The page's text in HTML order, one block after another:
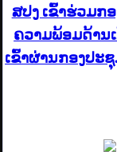
ສປງ ເຂົ້າຮ່ວມກ
ຄວາມພ້ອມດ້ານ
ເຂົ້າຜ່ານກອງປະ